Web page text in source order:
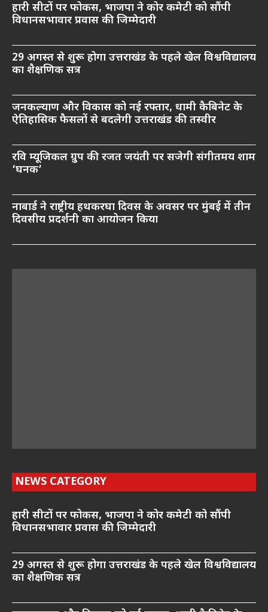
हारी सीटों पर फोकस, भाजपा ने कोर कमेटी को सौंपी
विधानसभावार प्रवास की जिम्मेदारी
29 अगस्त से शुरू होगा उत्तराखंड के पहले खेल विश्वविद्यालय
का शैक्षणिक सत्र
जनकल्याण और विकास को नई रफ्तार, धामी कैबिनेट के
ऐतिहासिक फैसलों से बदलेगी उत्तराखंड की तस्वीर
रवि म्यूजिकल ग्रुप की रजत जयंती पर सजेगी संगीतमय शाम
‘घनक’
नाबार्ड ने राष्ट्रीय हथकरघा दिवस के अवसर पर मुंबई में तीन
दिवसीय प्रदर्शनी का आयोजन किया
NEWS CATEGORY
हारी सीटों पर फोकस, भाजपा ने कोर कमेटी को सौंपी
विधानसभावार प्रवास की जिम्मेदारी
29 अगस्त से शुरू होगा उत्तराखंड के पहले खेल विश्वविद्यालय
का शैक्षणिक सत्र